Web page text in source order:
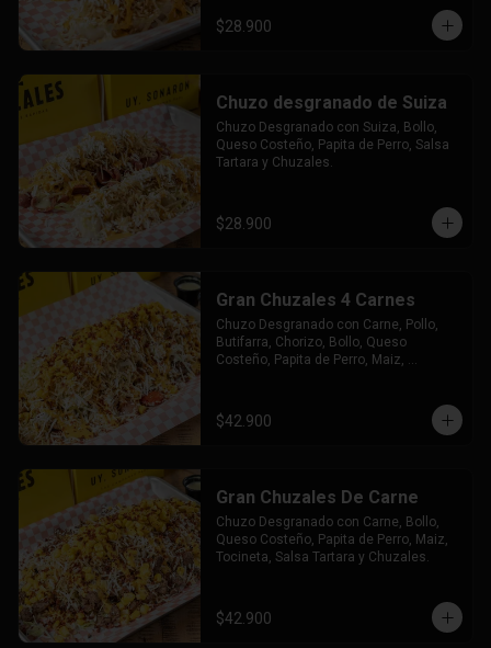
$28.900
Chuzo desgranado de Suiza
Chuzo Desgranado con Suiza, Bollo,
Queso Costeño, Papita de Perro, Salsa
Tartara y Chuzales.
$28.900
Gran Chuzales 4 Carnes
Chuzo Desgranado con Carne, Pollo,
Butifarra, Chorizo, Bollo, Queso
Costeño, Papita de Perro, Maiz,
$42.900
Gran Chuzales De Carne
Chuzo Desgranado con Carne, Bollo,
Queso Costeño, Papita de Perro, Maiz,
Tocineta, Salsa Tartara y Chuzales.
$42.900